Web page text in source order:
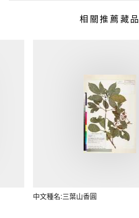
相關推薦藏品
中文種名:三葉山香圓